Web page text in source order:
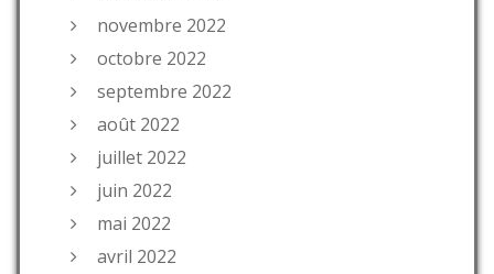
novembre 2022
octobre 2022
septembre 2022
août 2022
juillet 2022
juin 2022
mai 2022
avril 2022